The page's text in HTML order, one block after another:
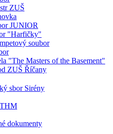
ZUŠ
JUNIOR
"Harfičky"
soubor
"The Masters of the Basement"
ZUŠ Říčany
sbor Sirény
dokumenty